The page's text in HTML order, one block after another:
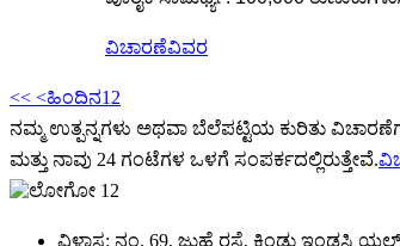
ವಿಚಾರಣೆವಿವರ
<< <ಹಿಂದಿನ1 2
ನಮ್ಮ ಉತ್ಪನ್ನಗಳು ಅಥವಾ ಬೆಲೆಪಟ್ಟಿಯ ಕುರಿತು
ಮತ್ತು ನಾವು 24 ಗಂಟೆಗಳ ಒಳಗೆ ಸಂಪರ್ಕದಲ್ಲಿರುತ್ತೇವೆ.
ವಿಳಾಸ: ನಂ. 69, ಜುಹೆ ರಸ್ತೆ, ಕ್ಸಿಂಡು ಇಂಡಸ್ಟ್ರಿಯಲ್